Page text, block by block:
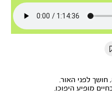
חושך לפני האור.
מופיע היפוכו.